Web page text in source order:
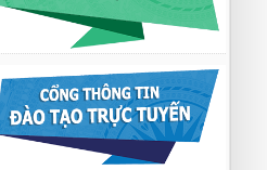
THÔNG CHUYÊN KHOA HỌC TỰ
02:22 23/07/2026
hướng vật thể độ chính xác cao dựa trên
từ kế và vật liệu biến hóa
9:33 sáng thứ hai, 03/08/2026